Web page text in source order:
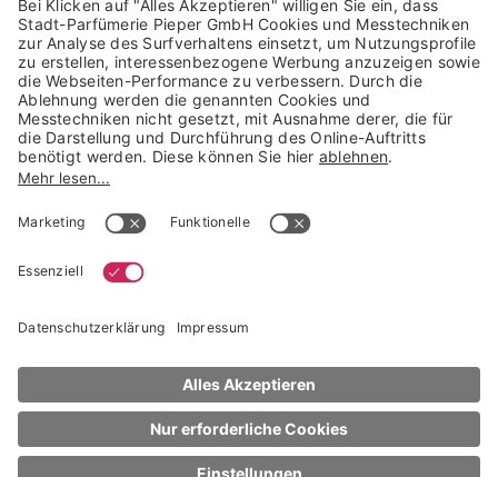
Molton Brown
Delicious Rhubarb & Rose Hand Lotion
Trusted Shops Mitglied seit 2010
* unverbindliche Preisempfehlung der Verbundgruppe beauty alliance
NACH OBEN